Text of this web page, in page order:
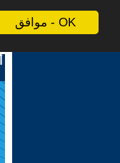
موافق - OK